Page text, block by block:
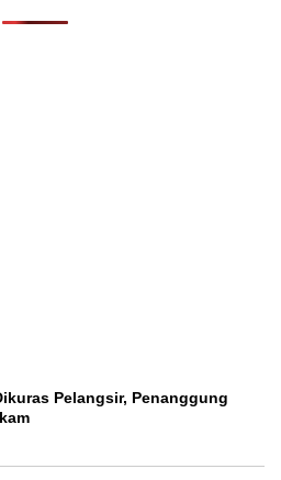
Pelangsir, Penanggung